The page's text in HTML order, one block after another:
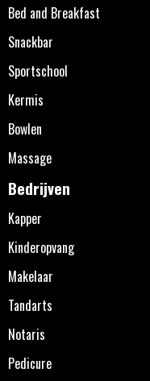
Bed and Breakfast
Snackbar
Sportschool
Kermis
Bowlen
Massage
Bedrijven
Kapper
Kinderopvang
Makelaar
Tandarts
Notaris
Pedicure